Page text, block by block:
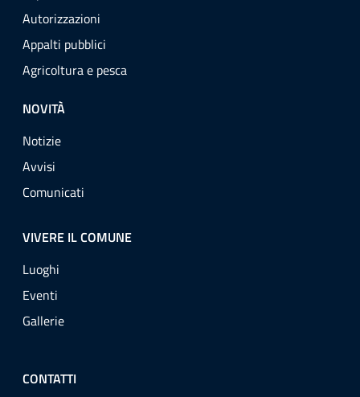
Autorizzazioni
Appalti pubblici
Agricoltura e pesca
NOVITÀ
Notizie
Avvisi
Comunicati
VIVERE IL COMUNE
Luoghi
Eventi
Gallerie
CONTATTI